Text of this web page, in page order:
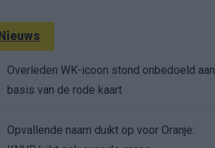
Nieuws
Overleden WK-icoon stond onbedoeld aan
basis van de rode kaart
Opvallende naam duikt op voor Oranje: